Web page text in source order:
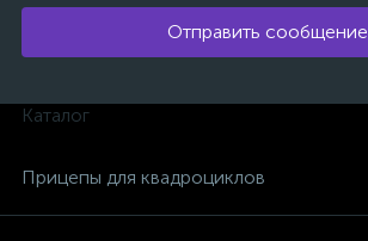
Отправить сообщение
Каталог
Прицепы для квадроциклов